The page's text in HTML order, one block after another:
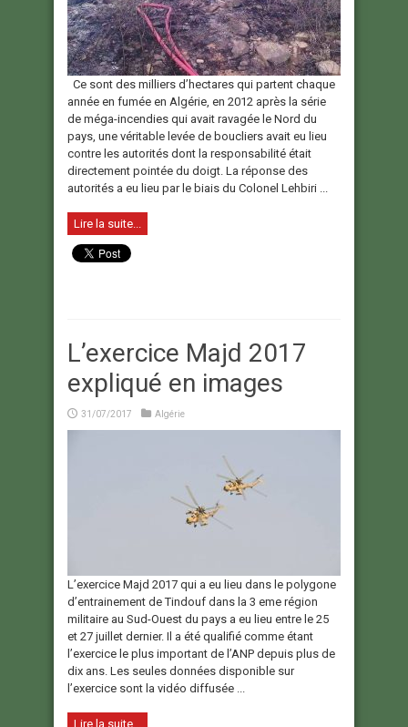
Ce sont des milliers d’hectares qui partent chaque
année en fumée en Algérie, en 2012 après la série
de méga-incendies qui avait ravagée le Nord du
pays, une véritable levée de boucliers avait eu lieu
contre les autorités dont la responsabilité était
directement pointée du doigt. La réponse des
autorités a eu lieu par le biais du Colonel Lehbiri ...
Lire la suite...
L’exercice Majd 2017
expliqué en images
31/07/2017 Algérie
L’exercice Majd 2017 qui a eu lieu dans le polygone
d’entrainement de Tindouf dans la 3 eme région
militaire au Sud-Ouest du pays a eu lieu entre le 25
et 27 juillet dernier. Il a été qualifié comme étant
l’exercice le plus important de l’ANP depuis plus de
dix ans. Les seules données disponible sur
l’exercice sont la vidéo diffusée ...
Lire la suite...